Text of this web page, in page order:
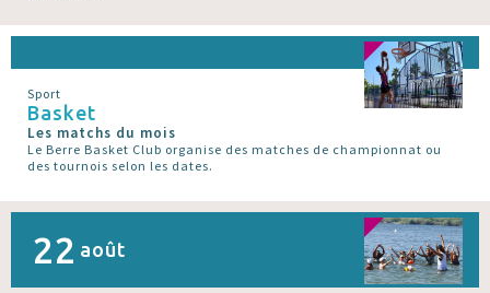
Sport
Basket
Les matchs du mois
Le Berre Basket Club organise des matches de championnat ou
des tournois selon les dates.
22 août